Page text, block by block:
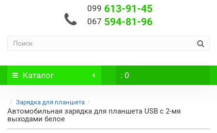
099 613-91-45
067 594-81-96
Каталог : 0
Зарядка для планшета
Автомобильная зарядка для планшета USB с 2-мя
выходами белое